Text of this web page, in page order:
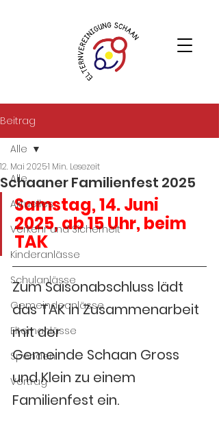
Beitrag
Alle
Aktuelles
Verkehr und Sicherheit
Kinderanlässe
Schulanlässe
Gemeindeanlässe
Elternanlässe
Spenden
Vortrag
Alle
Schaaner Familienfest 2025
12. Mai 20251 Min. Lesezeit
Samstag, 14. Juni
2025, ab 15 Uhr, beim
TAK
Zum Saisonabschluss lädt
das TAK in Zusammenarbeit
mit der
Gemeinde Schaan Gross
und Klein zu einem
Familienfest ein.